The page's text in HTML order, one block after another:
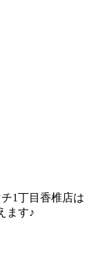
1丁目香椎店は
ます♪